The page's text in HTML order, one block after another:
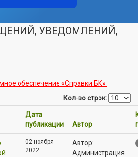
УВЕДОМЛЕНИЙ,
обеспечение «Справки БК»
Кол-во строк:
Дата
публикации
Автор
02 ноября
2022
Автор:
Администрация